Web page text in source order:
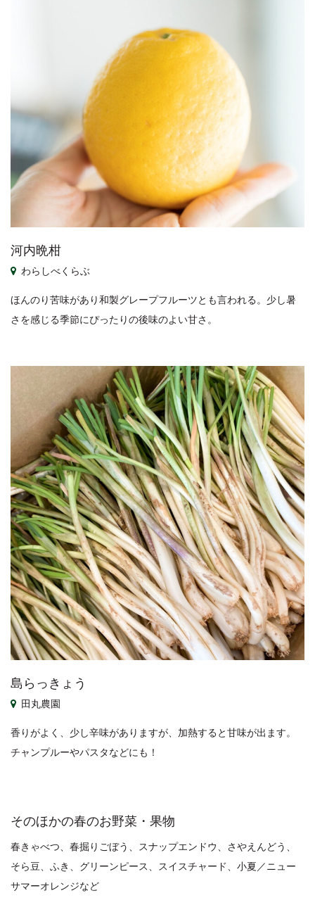
河内晩柑
わらしべくらぶ
ほんのり苦味があり和製グレープフルーツとも言われる。少し暑
さを感じる季節にぴったりの後味のよい甘さ。
島らっきょう
田丸農園
香りがよく、少し辛味がありますが、加熱すると甘味が出ます。
チャンプルーやパスタなどにも！
そのほかの春のお野菜・果物
春きゃべつ、春掘りごぼう、スナップエンドウ、さやえんどう、
そら豆、ふき、グリーンピース、スイスチャード、小夏／ニュー
サマーオレンジなど